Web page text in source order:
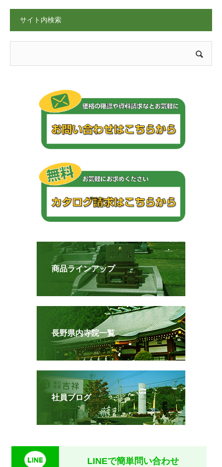
サイト内検索
商品ラインアップ
長野県内寺院一覧
社員ブログ
LINEで簡単問い合わせ